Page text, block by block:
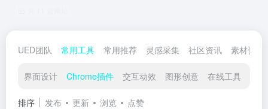
UED团队 常用工具 常用推荐 灵感采集 社区资讯 素材资源
界面设计 Chrome插件 交互动效 图形创意 在线工具
排序 发布 更新 浏览 点赞